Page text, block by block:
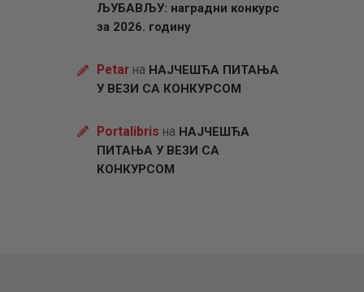
ЉУБАВЉУ: наградни конкурс
за 2026. годину
Petarна НАЈЧЕШЋА ПИТАЊА
У ВЕЗИ СА КОНКУРСОМ
Portalibris на НАЈЧЕШЋА
ПИТАЊА У ВЕЗИ СА
КОНКУРСОМ